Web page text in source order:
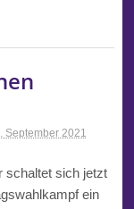
September 2021
schaltet sich jetzt
ein